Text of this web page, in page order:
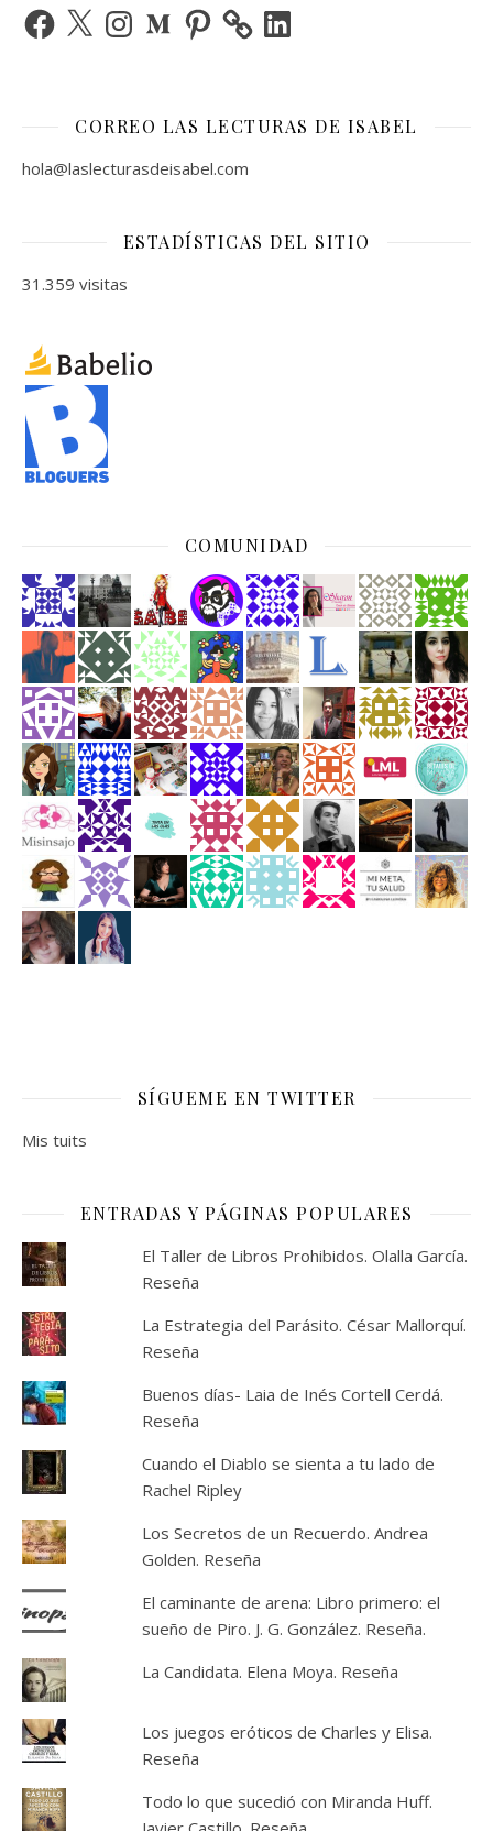
Facebook
X InstagramMediumPinterest LinkedIn
CORREO LAS LECTURAS DE ISABEL
hola@laslecturasdeisabel.com
ESTADÍSTICAS DEL SITIO
31.359 visitas
COMUNIDAD
SÍGUEME EN TWITTER
Mis tuits
ENTRADAS Y PÁGINAS POPULARES
El Taller de Libros Prohibidos. Olalla García.
Reseña
La Estrategia del Parásito. César Mallorquí.
Reseña
Buenos días- Laia de Inés Cortell Cerdá.
Reseña
Cuando el Diablo se sienta a tu lado de
Rachel Ripley
Los Secretos de un Recuerdo. Andrea
Golden. Reseña
El caminante de arena: Libro primero: el
sueño de Piro. J. G. González. Reseña.
La Candidata. Elena Moya. Reseña
Los juegos eróticos de Charles y Elisa.
Reseña
Todo lo que sucedió con Miranda Huff.